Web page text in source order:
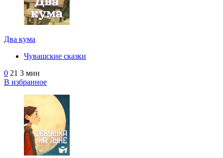
Два кума
Чувашские сказки
0 21 3 мин
В избранное